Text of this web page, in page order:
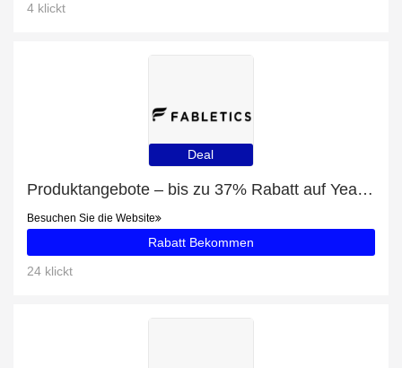
4 klickt
Deal
Produktangebote – bis zu 37% Rabatt auf Year Round Terry Hose mit weitem Bein
Besuchen Sie die Website
Rabatt Bekommen
24 klickt